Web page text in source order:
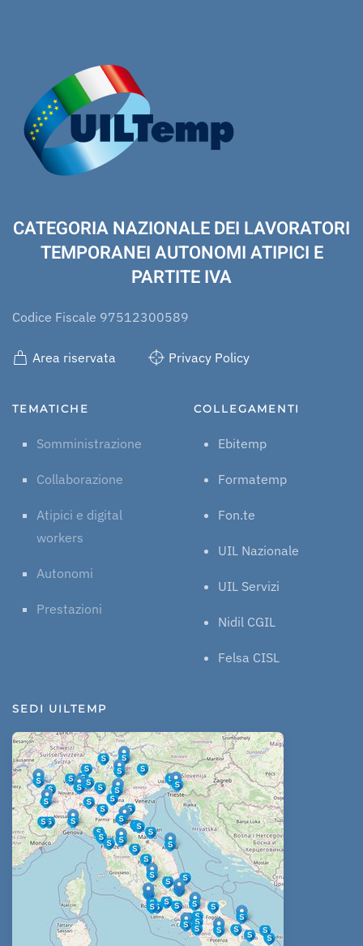
CATEGORIA NAZIONALE DEI LAVORATORI
TEMPORANEI AUTONOMI ATIPICI E
PARTITE IVA
Codice Fiscale 97512300589
Area riservata Privacy Policy
TEMATICHE
Somministrazione
Collaborazione
Atipici e digital
workers
Autonomi
Prestazioni
COLLEGAMENTI
Ebitemp
Formatemp
Fon.te
UIL Nazionale
UIL Servizi
Nidil CGIL
Felsa CISL
SEDI UILTEMP